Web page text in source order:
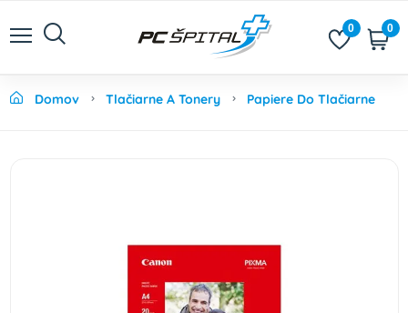
0 0
Domov Tlačiarne A Tonery Papiere Do Tlačiarne